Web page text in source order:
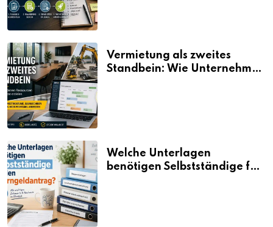
Vermietung als zweites
Standbein: Wie Unternehmen
Welche Unterlagen
benötigen Selbstständige für